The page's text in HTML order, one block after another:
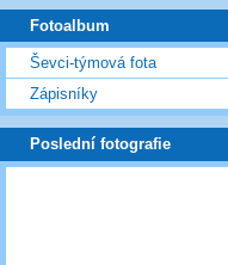
Fotoalbum
Ševci-týmová fota
Zápisníky
Poslední fotografie